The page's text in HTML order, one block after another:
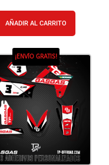
AÑADIR AL CARRITO
¡ENVÍO GRATIS!